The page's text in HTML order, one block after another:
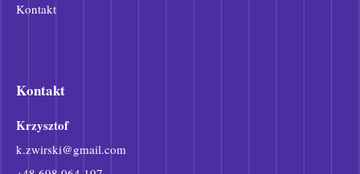
Kontakt
Kontakt
Krzysztof
k.zwirski@gmail.com